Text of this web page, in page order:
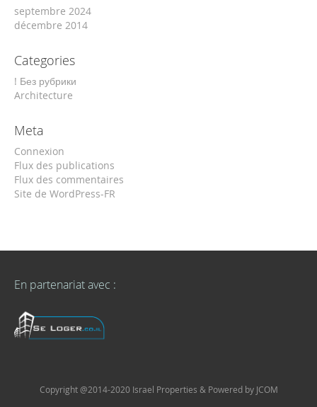
septembre 2024
décembre 2014
Categories
! Без рубрики
Architecture
Meta
Connexion
Flux des publications
Flux des commentaires
Site de WordPress-FR
En partenariat avec :
Copyright @2014-2020 Israel Properties & Powered by JCOM